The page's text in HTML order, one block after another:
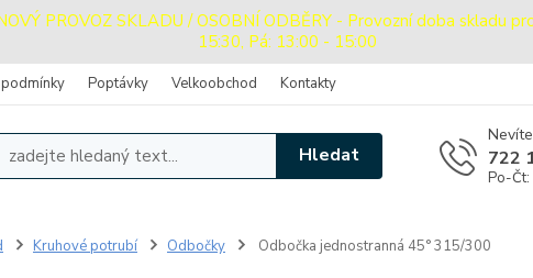
PROVOZ SKLADU / OSOBNÍ ODBĚRY - Provozní doba skladu
15:30, Pá: 13:00 - 15:00
Poptávky Velkoobchod Kontakty
Hledat 722
Po-
Kruhové potrubí Odbočky Odbočka jednostranná 45° 315/300